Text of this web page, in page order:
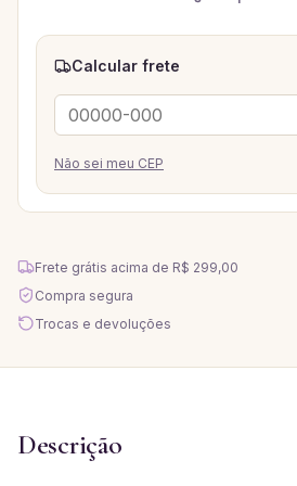
Calcular frete
Não sei meu CEP
Frete grátis acima de R$ 299,00
Compra segura
Trocas e devoluções
Descrição